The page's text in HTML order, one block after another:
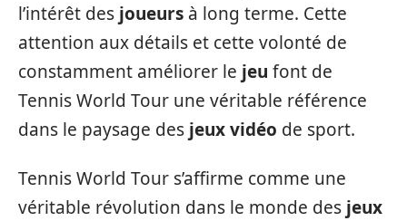
l’intérêt des joueurs à long terme. Cette
attention aux détails et cette volonté de
constamment améliorer le jeu font de
Tennis World Tour une véritable référence
dans le paysage des jeux vidéo de sport.
Tennis World Tour s’affirme comme une
véritable révolution dans le monde des jeux